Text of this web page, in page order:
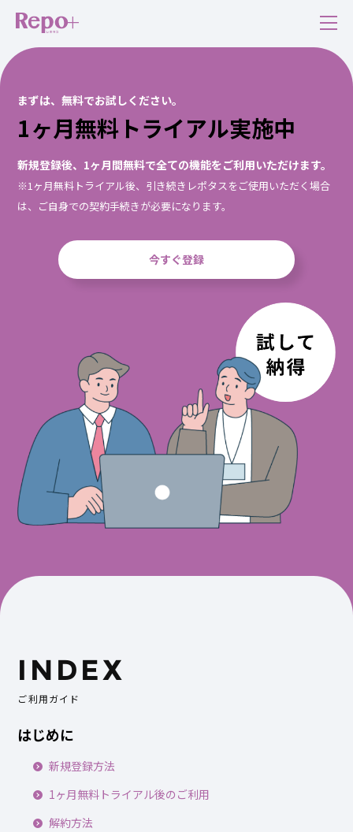
まずは、無料でお試しください。
1ヶ月無料トライアル実施中
新規登録後、1ヶ月間無料で全ての機能をご利用いただけます。
※1ヶ月無料トライアル後、引き続きレポタスをご使用いただく場合
は、ご自身での契約手続きが必要になります。
今すぐ登録
INDEX
ご利用ガイド
はじめに
新規登録方法
1ヶ月無料トライアル後のご利用
解約方法